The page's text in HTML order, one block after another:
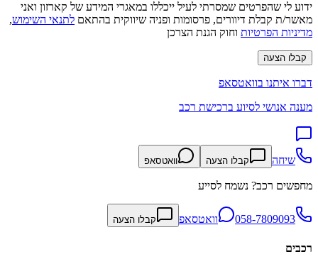
ידוע לי שהפרטים שמסרתי לעיל ייכללו במאגרי המידע של קארזון ואני
מאשר/ת קבלת דיוורים, פרסומות ופניה שיווקית בהתאם לתנאי השימוש,
מדיניות הפרטיות וחוק הגנת הצרכן
קבלו הצעה
דברו איתנו בוואטסאפ
מענה אנושי לסיוע ברכישת רכב
שיחה קבלו הצעה וואטסאפ
מחפשים רכב? נשמח לסייע
058-7809093 וואטסאפ קבלו הצעה
רכבים